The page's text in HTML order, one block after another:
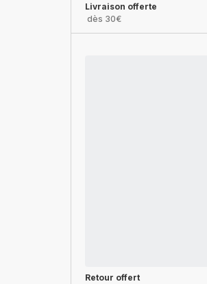
Livraison offerte
dès 30€
Retour offert